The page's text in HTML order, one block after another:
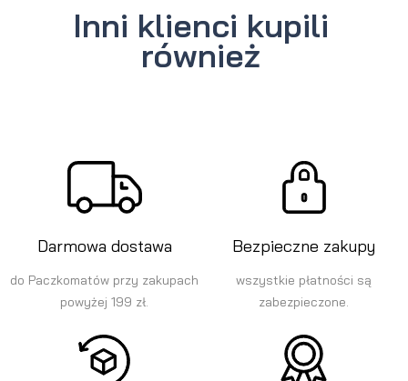
Inni klienci kupili
również
Darmowa dostawa
do Paczkomatów przy zakupach
powyżej 199 zł.
Bezpieczne zakupy
wszystkie płatności są
zabezpieczone.